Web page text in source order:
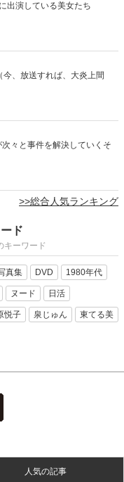
出演している美女たち
今、放送すれば、大炎上間
次々と事件を解決していくそ
>>総合人気ランキング
ド
キーワード
真集 DVD 1980年代
ヌード 日活
悦子 泉じゅん 東てる美
人気の記事